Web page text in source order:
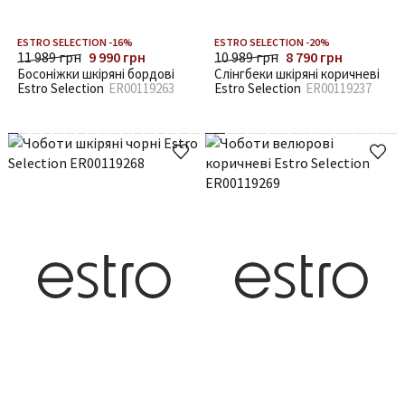
ESTRO SELECTION -16%
11 989 грн 9 990 грн
Босоніжки шкіряні бордові
Estro Selection ER00119263
ESTRO SELECTION -20%
10 989 грн 8 790 грн
Слінгбеки шкіряні коричневі
Estro Selection ER00119237